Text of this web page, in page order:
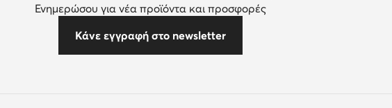
Ενημερώσου για νέα προϊόντα και προσφορές
Κάνε εγγραφή στο newsletter